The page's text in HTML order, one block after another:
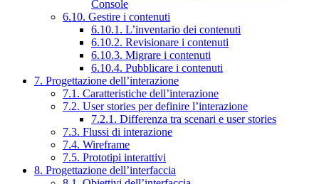
Console
6.10. Gestire i contenuti
6.10.1. L’inventario dei contenuti
6.10.2. Revisionare i contenuti
6.10.3. Migrare i contenuti
6.10.4. Pubblicare i contenuti
7. Progettazione dell’interazione
7.1. Caratteristiche dell’interazione
7.2. User stories per definire l’interazione
7.2.1. Differenza tra scenari e user stories
7.3. Flussi di interazione
7.4. Wireframe
7.5. Prototipi interattivi
8. Progettazione dell’interfaccia